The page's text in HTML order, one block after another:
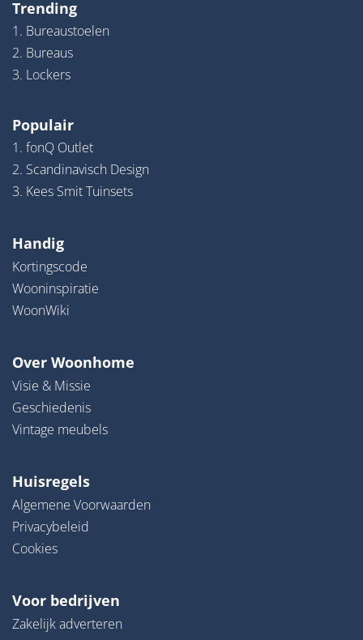
Trending
1. Bureaustoelen
2. Bureaus
3. Lockers
Populair
1. fonQ Outlet
2. Scandinavisch Design
3. Kees Smit Tuinsets
Handig
Kortingscode
Wooninspiratie
WoonWiki
Over Woonhome
Visie & Missie
Geschiedenis
Vintage meubels
Huisregels
Algemene Voorwaarden
Privacybeleid
Cookies
Voor bedrijven
Zakelijk adverteren